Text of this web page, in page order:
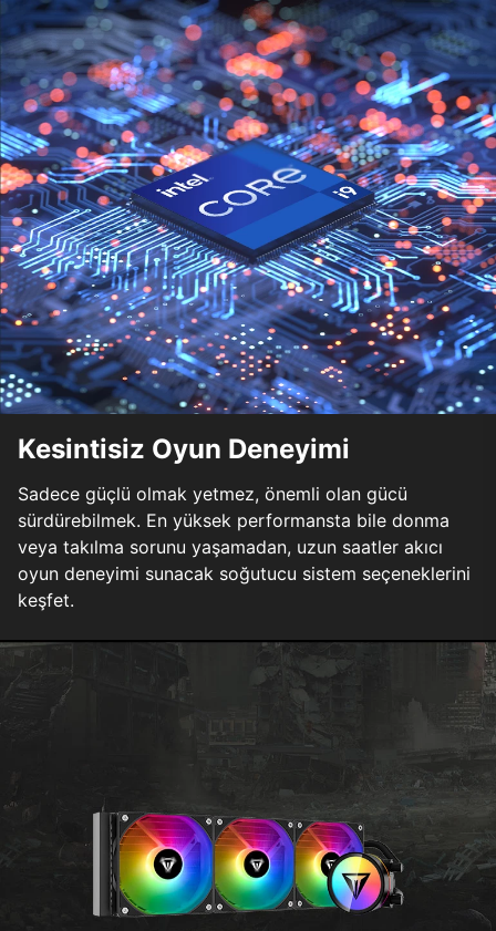
Kesintisiz Oyun Deneyimi
Sadece güçlü olmak yetmez, önemli olan gücü
sürdürebilmek. En yüksek performansta bile donma
veya takılma sorunu yaşamadan, uzun saatler akıcı
oyun deneyimi sunacak soğutucu sistem seçeneklerini
keşfet.